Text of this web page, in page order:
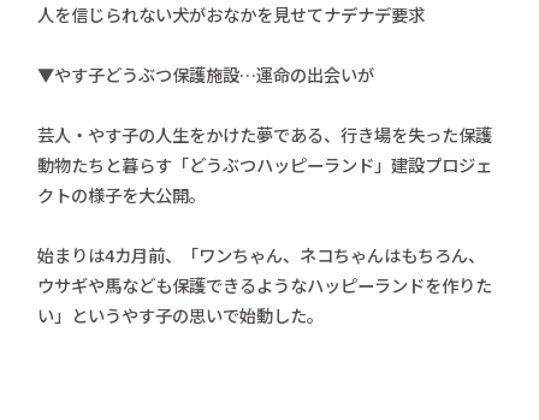
人を信じられない犬がおなかを見せてナデナデ要求
▼やす子どうぶつ保護施設…運命の出会いが
芸人・やす子の人生をかけた夢である、行き場を失った保護
動物たちと暮らす「どうぶつハッピーランド」建設プロジェ
クトの様子を大公開。
始まりは4カ月前、「ワンちゃん、ネコちゃんはもちろん、
ウサギや馬なども保護できるようなハッピーランドを作りた
い」というやす子の思いで始動した。